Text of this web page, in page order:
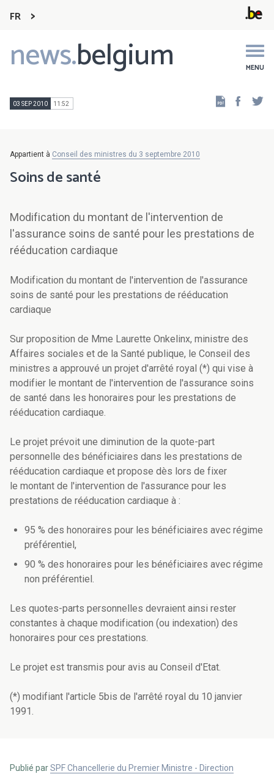
FR
news.belgium MENU
Main
navigation
03 SEP 2010 11:52
Appartient à Conseil des ministres du 3 septembre 2010
Soins de santé
Modification du montant de l'intervention de
l'assurance soins de santé pour les prestations de
rééducation cardiaque
Modification du montant de l'intervention de l'assurance
soins de santé pour les prestations de rééducation
cardiaque
Sur proposition de Mme Laurette Onkelinx, ministre des
Affaires sociales et de la Santé publique, le Conseil des
ministres a approuvé un projet d'arrêté royal (*) qui vise à
modifier le montant de l'intervention de l'assurance soins
de santé dans les honoraires pour les prestations de
rééducation cardiaque.
Le projet prévoit une diminution de la quote-part
personnelle des bénéficiaires dans les prestations de
rééducation cardiaque et propose dès lors de fixer
le montant de l'intervention de l'assurance pour les
prestations de rééducation cardiaque à :
95 % des honoraires pour les bénéficiaires avec régime
préférentiel,
90 % des honoraires pour les bénéficiaires avec régime
non préférentiel.
Les quotes-parts personnelles devraient ainsi rester
constantes à chaque modification (ou indexation) des
honoraires pour ces prestations.
Le projet est transmis pour avis au Conseil d'Etat.
(*) modifiant l'article 5bis de l'arrêté royal du 10 janvier
1991.
Publié parSPF Chancellerie du Premier Ministre - Direction